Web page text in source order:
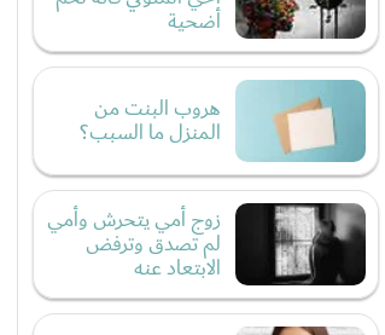
أضحية
هروب البنت من
المنزل ما السبب؟
زوج أمي يتحرش وأمي
لم تصدق وترفض
الابتعاد عنه